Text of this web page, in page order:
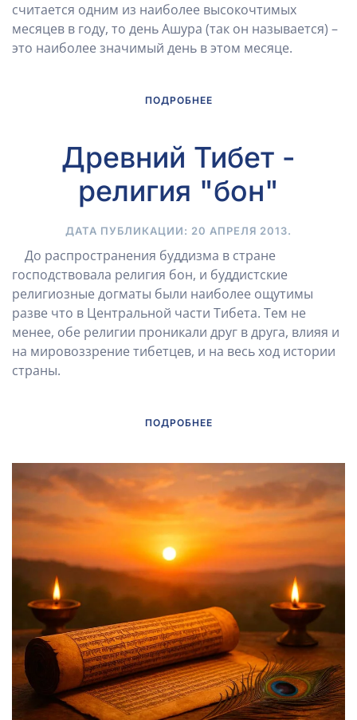
считается одним из наиболее высокочтимых
месяцев в году, то день Ашура (так он называется) –
это наиболее значимый день в этом месяце.
ПОДРОБНЕЕ
Древний Тибет -
религия "бон"
ДАТА ПУБЛИКАЦИИ: 20 АПРЕЛЯ 2013.
До распространения буддизма в стране
господствовала религия бон, и буддистские
религиозные догматы были наиболее ощутимы
разве что в Центральной части Тибета. Тем не
менее, обе религии проникали друг в друга, влияя и
на мировоззрение тибетцев, и на весь ход истории
страны.
ПОДРОБНЕЕ